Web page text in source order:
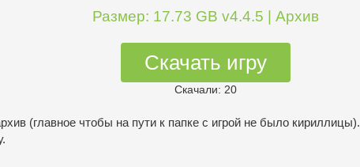
Размер: 17.73 GB v4.4.5 | Архив
Скачать игру
Скачали: 20
(главное чтобы на пути к папке с игрой не было кириллицы).